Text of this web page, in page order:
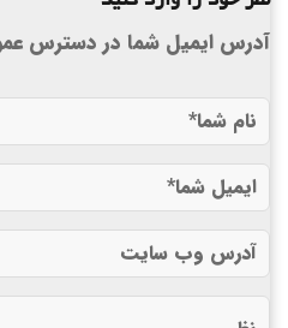
آدرس ایمیل شما در دسترس